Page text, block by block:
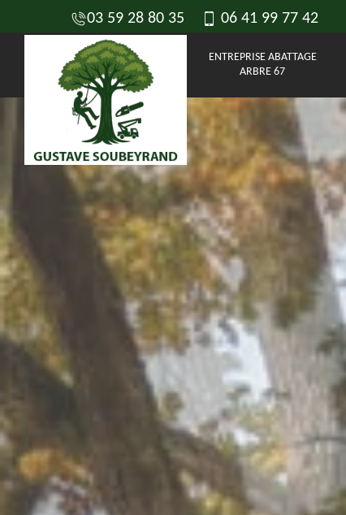
03 59 28 80 35 06 41 99 77 42
ENTREPRISE ABATTAGE
ARBRE 67